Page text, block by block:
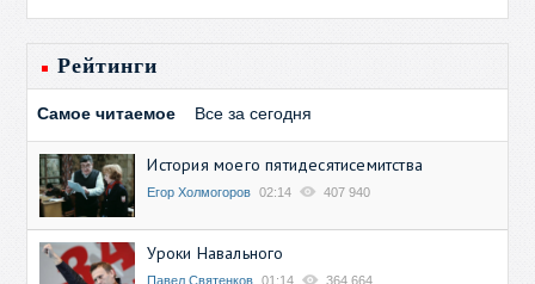
Рейтинги
Самое читаемое Все за сегодня
История моего пятидесятисемитства
Егор Холмогоров 02:14 407 940
Уроки Навального
Павел Святенков 01:14 364 664